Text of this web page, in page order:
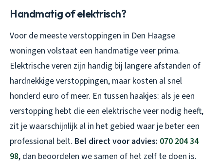
Handmatig of elektrisch?
Voor de meeste verstoppingen in Den Haagse
woningen volstaat een handmatige veer prima.
Elektrische veren zijn handig bij langere afstanden of
hardnekkige verstoppingen, maar kosten al snel
honderd euro of meer. En tussen haakjes: als je een
verstopping hebt die een elektrische veer nodig heeft,
zit je waarschijnlijk al in het gebied waar je beter een
professional belt. Bel direct voor advies: 070 204 34
98, dan beoordelen we samen of het zelf te doen is.